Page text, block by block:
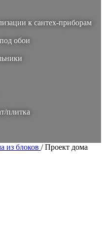
к сантех-приборам
обои
плитка
из блоков /Проект дома